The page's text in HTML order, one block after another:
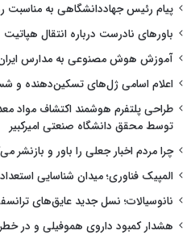
پیام رئیس جهاددانشگاهی به مناسبت
باورهای نادرست درباره انتقال هپاتیت
آموزش هوش مصنوعی به مدارس
اعلام اسامی ژل‌های تسکین‌دهنده و
طراحی پلتفرم هوشمند اکتشاف مواد
توسط محقق دانشگاه صنعتی امیرکبیر
چرا مردم اخبار جعلی را باور و بازنشر
المپیک فناوری؛ میدان شناسایی
نانوسیالات؛ نسل جدید عایق‌های
هشدار کمبود داروی هموفیلی و در